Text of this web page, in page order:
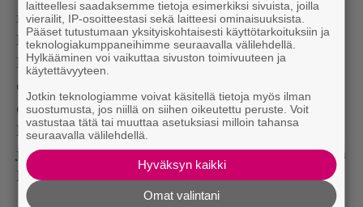
ryhtiliikkeen ja kuulostaa inspiroituneemmalta
kuin aikoihin. Albumi ei ehkä kokonaisuutena
haasta Kentin varhaisvaiheen tähtihetkiä, mutta
esimerkiksi jo nimillään kuvaavat Vi är inte längre
där ja Den sista sången olisivat äärimmäisen
koskettavia kappaleita vaikka ei tietäisi, ettei tämän
jälkeen uusia levyjä ole luvassa. Se oli siinä, kiitos ja
hyvästi.
laitteellesi saadaksemme tietoja esimerkiksi sivuista, joilla
vierailit, IP-osoitteestasi sekä laitteesi ominaisuuksista.
Pääset tutustumaan yksityiskohtaisesti käyttötarkoituksiin ja
teknologiakumppaneihimme seuraavalla välilehdellä.
Hylkääminen voi vaikuttaa sivuston toimivuuteen ja
käytettävyyteen.
Jotkin teknologiamme voivat käsitellä tietoja myös ilman
suostumusta, jos niillä on siihen oikeutettu peruste. Voit
vastustaa tätä tai muuttaa asetuksiasi milloin tahansa
seuraavalla välilehdellä.
Hyväksyn kaikki
Omat valintani